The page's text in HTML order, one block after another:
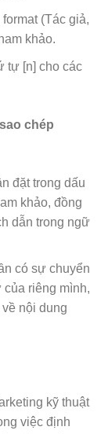
(Tác giả,
khảo.
tự [n] cho các
chép
đặt trong dấu
khảo, đồng
dẫn trong ngữ
có sự chuyển
riêng mình,
nội dung
kỹ thuật
việc định